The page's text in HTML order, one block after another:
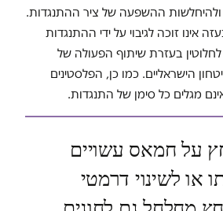
ההשפעה של ציר ההתנגדות.
אינו זוכה לגיבוי על ידי ההתנגדות
בעזרת שיתוף הפעולה של
הישראליים. כמו כן, הפלסטינים
מגלים כל סימן של התנגדות.
על חמאס עשויים
או לשינוי דרמטי